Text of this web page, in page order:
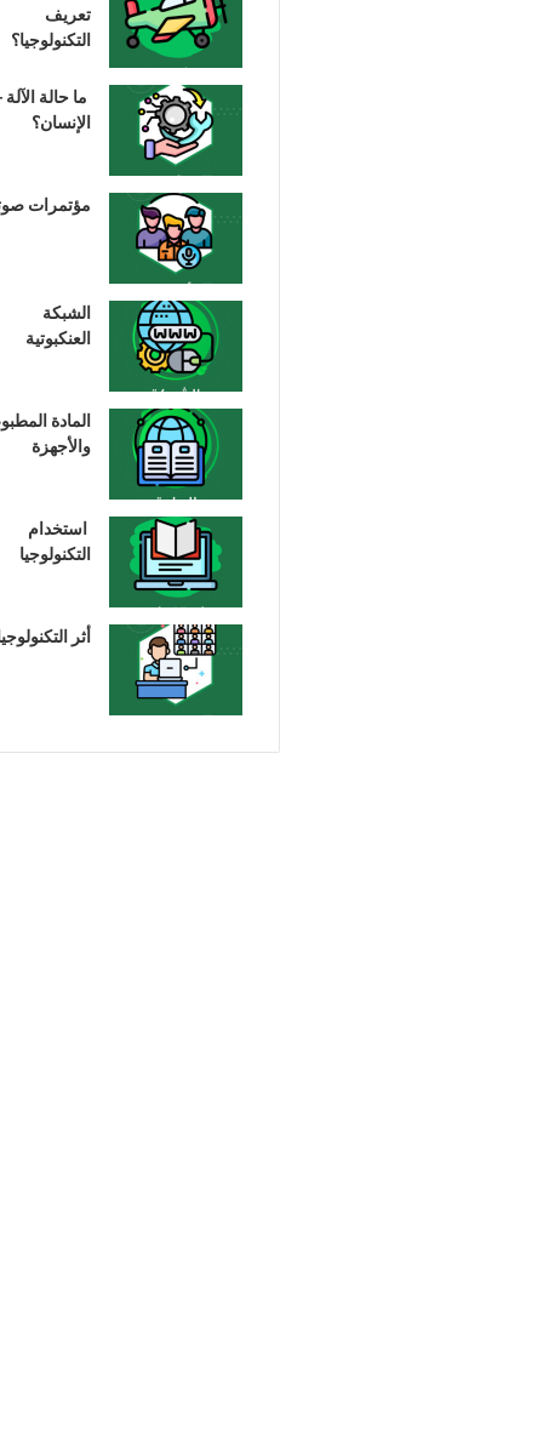
تعريف
التكنولوجيا؟
ما حالة الآلة
الإنسان؟
مؤتمرات
الشبكة
العنكبوتية
المادة
والأجهزة
استخدام
التكنولوجيا
أثر